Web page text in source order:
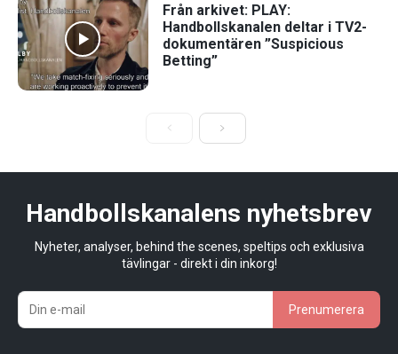
Från arkivet: PLAY:
Handbollskanalen deltar i TV2-
dokumentären ”Suspicious
Betting”
Handbollskanalens nyhetsbrev
Nyheter, analyser, behind the scenes, speltips och exklusiva
tävlingar - direkt i din inkorg!
Prenumerera